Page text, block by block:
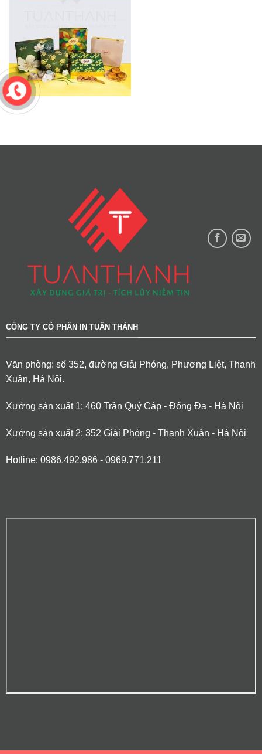
CÔNG TY CỔ PHẦN IN TUẤN THÀNH
Văn phòng: số 352, đường Giải Phóng, Phương Liệt, Thanh
Xuân, Hà Nội.
Xưởng sản xuất 1: 460 Trần Quý Cáp - Đống Đa - Hà Nội
Xưởng sản xuất 2: 352 Giải Phóng - Thanh Xuân - Hà Nội
Hotline: 0986.492.986 - 0969.771.211